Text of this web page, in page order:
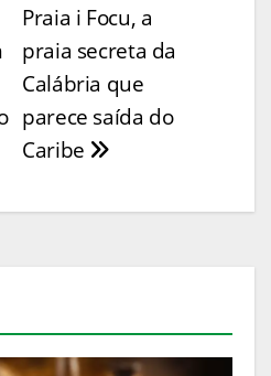
e
b
o
o
k
e
st
s
A
p
p
dI
n
Praia i Focu, a
praia secreta da
Calábria que
parece saída do
Caribe